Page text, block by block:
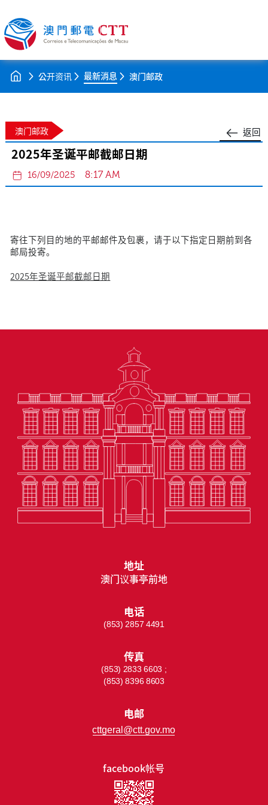
公开资讯 最新消息 澳门邮政
返回
澳门邮政
2025年圣诞平邮截邮日期
16/09/2025 8:17 AM
寄往下列目的地的平邮邮件及包裹，请于以下指定日期前到各
邮局投寄。
2025年圣诞平邮截邮日期
facebook帐号
地址
澳门议事亭前地
电话
(853) 2857 4491
传真
(853) 2833 6603 ;
(853) 8396 8603
电邮
cttgeral@ctt.gov.mo